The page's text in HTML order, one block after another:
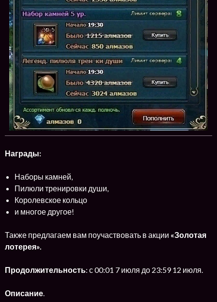
Награды:
Наборы камней,
Пилюли тренировки души,
Королевское кольцо
и многое другое!
Также предлагаем вам поучаствовать в акции «Золотая
лотерея».
Продолжительность: с 00:01 7 июля до 23:59 12 июля.
Описание.